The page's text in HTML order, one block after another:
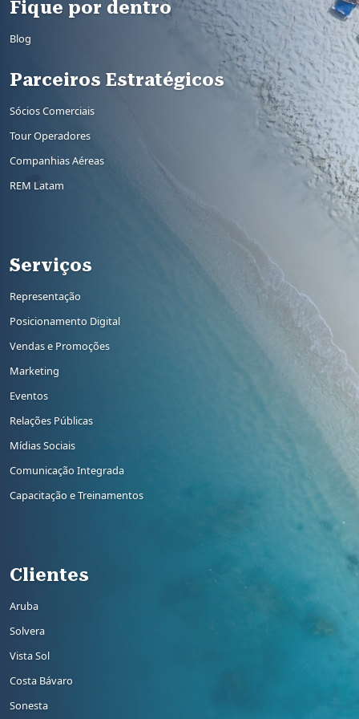
Fique por dentro
Blog
Parceiros Estratégicos
Sócios Comerciais
Tour Operadores
Companhias Aéreas
REM Latam
Rodapé 2
Serviços
Representação
Posicionamento Digital
Vendas e Promoções
Marketing
Eventos
Relações Públicas
Mídias Sociais
Comunicação Integrada
Capacitação e Treinamentos
Rodapé 3
Clientes
Aruba
Solvera
Vista Sol
Costa Bávaro
Sonesta